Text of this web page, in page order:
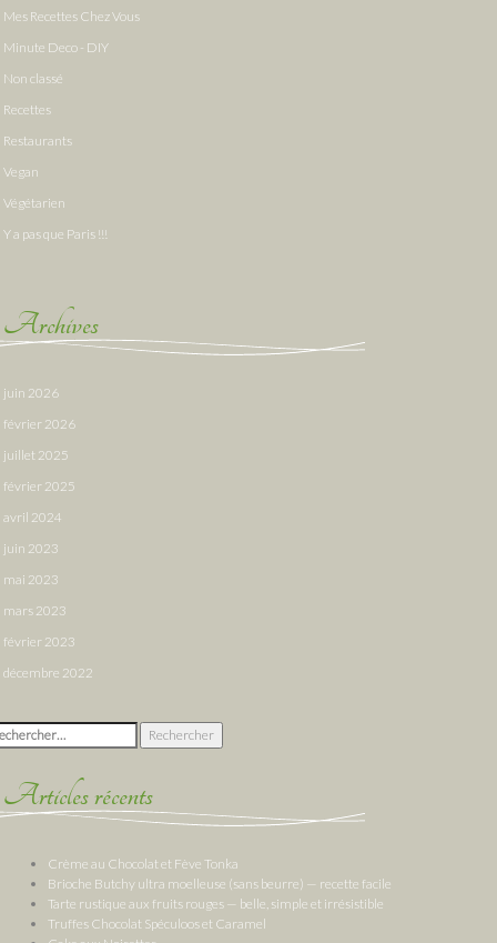
Mes Recettes Chez Vous
Minute Deco - DIY
Non classé
Recettes
Restaurants
Vegan
Végétarien
Y a pas que Paris !!!
Archives
juin 2026
février 2026
juillet 2025
février 2025
avril 2024
juin 2023
mai 2023
mars 2023
février 2023
décembre 2022
:
Articles récents
Crème au Chocolat et Fève Tonka
Brioche Butchy ultra moelleuse (sans beurre) — recette facile
Tarte rustique aux fruits rouges — belle, simple et irrésistible
Truffes Chocolat Spéculoos et Caramel